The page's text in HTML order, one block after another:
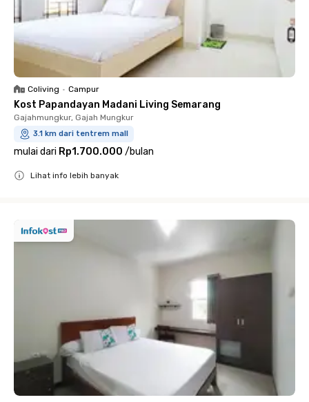
Coliving • Campur
Kost Papandayan Madani Living Semarang
Gajahmungkur, Gajah Mungkur
3.1 km dari tentrem mall
mulai dari Rp1.700.000 /bulan
Lihat info lebih banyak